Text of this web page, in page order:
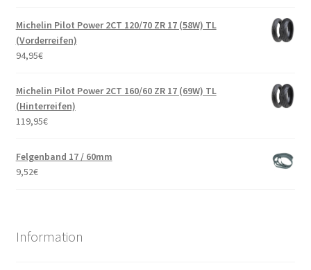
Michelin Pilot Power 2CT 120/70 ZR 17 (58W) TL
(Vorderreifen)
94,95€
Michelin Pilot Power 2CT 160/60 ZR 17 (69W) TL
(Hinterreifen)
119,95€
Felgenband 17 / 60mm
9,52€
Information